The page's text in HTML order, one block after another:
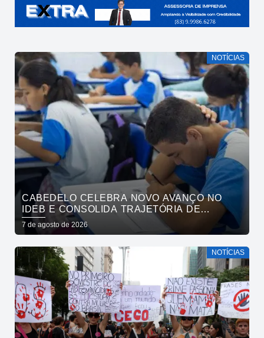
NOTÍCIAS
CABEDELO CELEBRA NOVO AVANÇO NO
IDEB E CONSOLIDA TRAJETÓRIA DE
CRESCIMENTO NA EDUCAÇÃO PÚBLICA
7 de agosto de 2026
NOTÍCIAS